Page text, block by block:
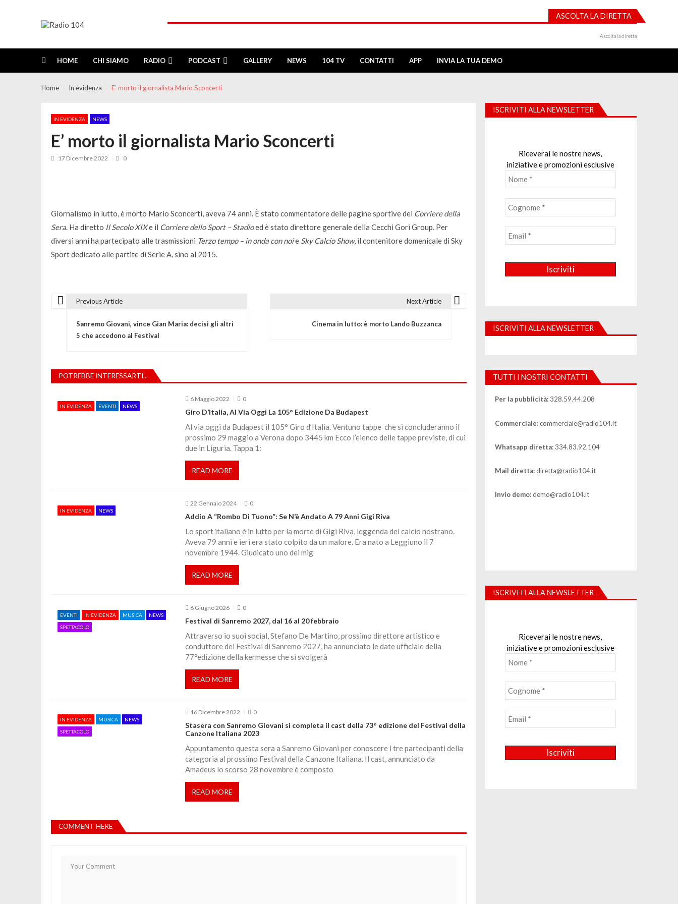
ASCOLTA LA DIRETTA
Ascolta la diretta
HOME CHI SIAMO RADIO PODCAST GALLERY NEWS 104 TV CONTATTI APP INVIA LA TUA DEMO
Home In evidenza E’ morto il giornalista Mario Sconcerti
IN EVIDENZA NEWS
E’ morto il giornalista Mario Sconcerti
17 Dicembre 2022 0
Giornalismo in lutto, è morto Mario Sconcerti, aveva 74 anni. È stato commentatore delle pagine sportive del Corriere della
Sera. Ha diretto Il Secolo XIXe il Corriere dello Sport – Stadioed è stato direttore generale della Cecchi Gori Group. Per
diversi anni ha partecipato alle trasmissioni Terzo tempo – in onda con noie Sky Calcio Show, il contenitore domenicale di Sky
Sport dedicato alle partite di Serie A, sino al 2015.
v
i
g
o
o
Previous Article
Sanremo Giovani, vince Gian Maria: decisi gli altri
5 che accedono al Festival
Next Article
Cinema in lutto: è morto Lando Buzzanca
POTREBBE INTERESSARTI...
IN EVIDENZA EVENTI NEWS
6 Maggio 2022 0
Giro D’Italia, Al Via Oggi La 105° Edizione Da Budapest
Al via oggi da Budapest il 105° Giro d’Italia. Ventuno tappe che si concluderanno il
prossimo 29 maggio a Verona dopo 3445 km Ecco l’elenco delle tappe previste, di cui
due in Liguria. Tappa 1:
READ MORE
IN EVIDENZA NEWS
22 Gennaio 2024 0
Addio A “Rombo Di Tuono”: Se N’è Andato A 79 Anni Gigi Riva
Lo sport italiano è in lutto per la morte di Gigi Riva, leggenda del calcio nostrano.
Aveva 79 anni e ieri era stato colpito da un malore. Era nato a Leggiuno il 7
novembre 1944. Giudicato uno dei mig
READ MORE
EVENTI IN EVIDENZA MUSICA
NEWS
SPETTACOLO
6 Giugno 2026 0
Festival di Sanremo 2027, dal 16 al 20 febbraio
Attraverso io suoi social, Stefano De Martino, prossimo direttore artistico e
conduttore del Festival di Sanremo 2027, ha annunciato le date ufficiale della
77°edizione della kermesse che si svolgerà
READ MORE
IN EVIDENZA MUSICA
NEWS
SPETTACOLO
16 Dicembre 2022 0
Stasera con Sanremo Giovani si completa il cast della 73° edizione del Festival della
Canzone Italiana 2023
Appuntamento questa sera a Sanremo Giovani per conoscere i tre partecipanti della
categoria al prossimo Festival della Canzone Italiana. Il cast, annunciato da
Amadeus lo scorso 28 novembre è composto
READ MORE
COMMENT HERE
ISCRIVITI ALLA NEWSLETTER
Riceverai le nostre news,
iniziative e promozioni esclusive
ISCRIVITI ALLA NEWSLETTER
TUTTI I NOSTRI CONTATTI
Per la pubblicità:328.59.44.208
Commerciale: commerciale@radio104.it
Whatsapp diretta: 334.83.92.104
Mail diretta:diretta@radio104.it
Invio demo:demo@radio104.it
ISCRIVITI ALLA NEWSLETTER
Riceverai le nostre news,
iniziative e promozioni esclusive